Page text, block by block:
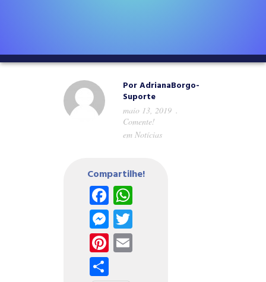
PorAdrianaBorgo-
Suporte
maio 13, 2019
Comente!
em Notícias
Compartilhe!
Facebook
WhatsApp
Messenger
Twitter
Pinterest
Email
Share